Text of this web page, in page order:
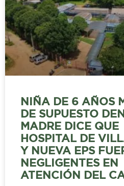
NIÑA DE 6 AÑOS
DE SUPUESTO
MADRE DICE QUE
HOSPITAL DE
Y NUEVA EPS
NEGLIGENTES EN
ATENCIÓN DEL